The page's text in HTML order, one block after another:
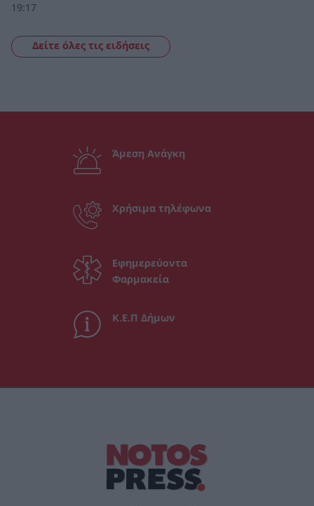
19:17
Δείτε όλες τις ειδήσεις
Άμεση Ανάγκη
Χρήσιμα τηλέφωνα
Εφημερεύοντα
Φαρμακεία
Κ.Ε.Π Δήμων